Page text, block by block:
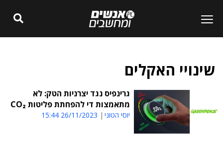
שינויי האקלים
גרינפיס נגד יצרניות הטק: לא
מתאמצות די להפחתת פליטות CO₂
יוסי הטוני 26/11/2023 15:44